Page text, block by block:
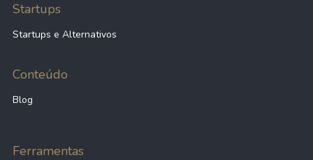
Startups
Startups e Alternativos
Conteúdo
Blog
Ferramentas